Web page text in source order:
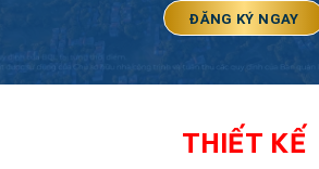
THIẾT KẾ